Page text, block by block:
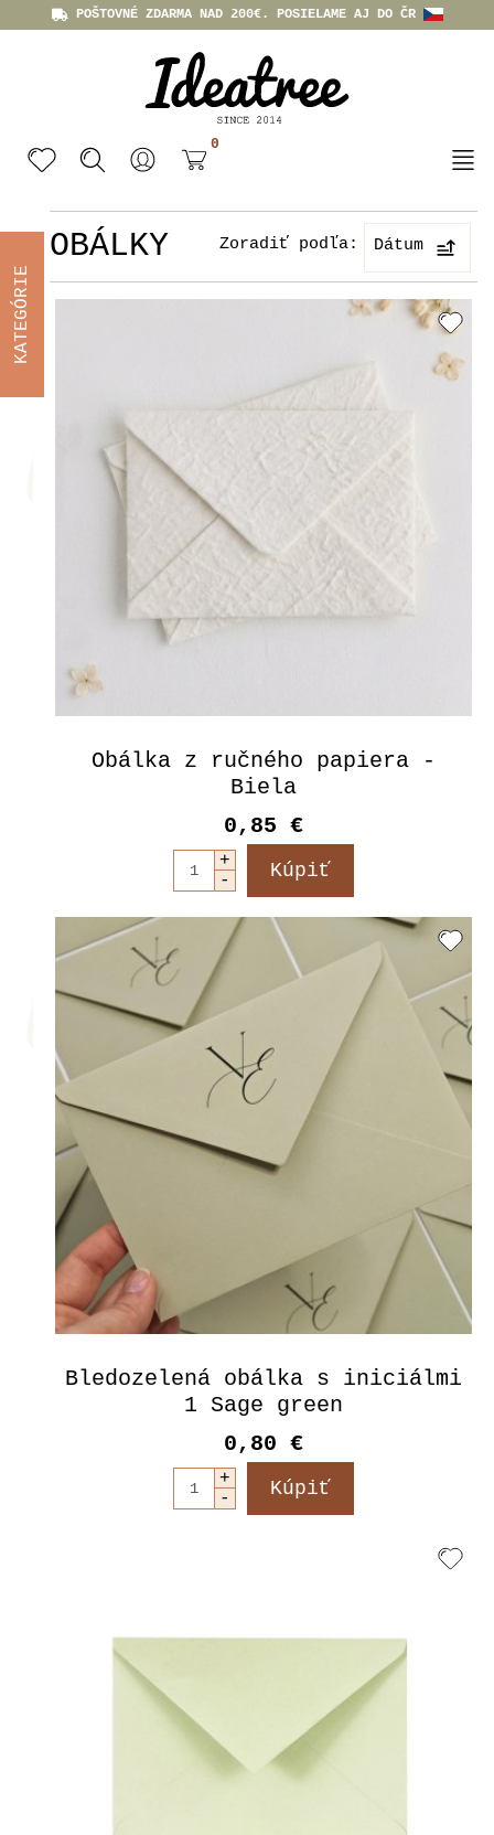
POŠTOVNÉ ZDARMA NAD 200€. POSIELAME AJ DO ČR
0
OBÁLKY Zoradiť podľa: Dátum
Obálka z ručného papiera -
Biela
0,85 €
Bledozelená obálka s iniciálmi
1 Sage green
0,80 €
KATEGÓRIE